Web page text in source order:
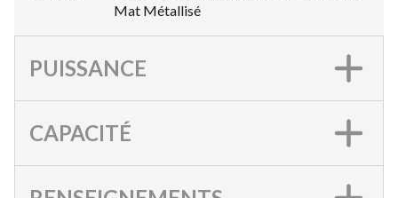
Mat Métallisé
PUISSANCE
CAPACITÉ